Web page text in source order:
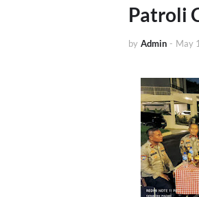
Patroli
by Admin - May